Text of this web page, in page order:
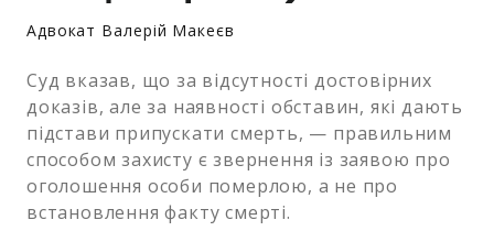
Адвокат Валерій Макеєв
Суд вказав, що за відсутності достовірних
доказів, але за наявності обставин, які дають
підстави припускати смерть, — правильним
способом захисту є звернення із заявою про
оголошення особи померлою, а не про
встановлення факту смерті.